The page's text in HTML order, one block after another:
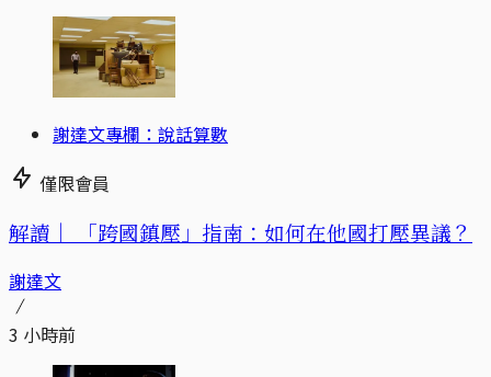
謝達文專欄：說話算數
僅限會員
解讀｜ 「跨國鎮壓」指南：如何在他國打壓異議？
謝達文
3 小時前